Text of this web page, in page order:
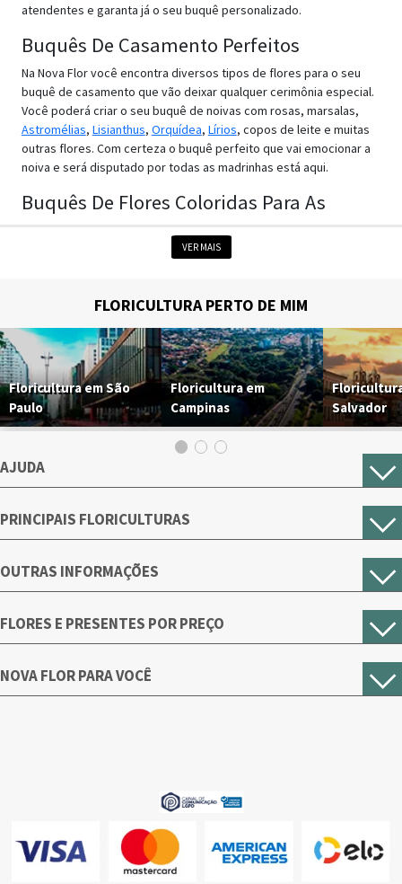
atendentes e garanta já o seu buquê personalizado.
Buquês De Casamento Perfeitos
Na Nova Flor você encontra diversos tipos de flores para o seu
buquê de casamento que vão deixar qualquer cerimônia especial.
Você poderá criar o seu buquê de noivas com rosas, marsalas,
Astromélias, Lisianthus, Orquídea, Lírios, copos de leite e muitas
outras flores. Com certeza o buquê perfeito que vai emocionar a
noiva e será disputado por todas as madrinhas está aqui.
Buquês De Flores Coloridas Para As
Além de encontrar uma grande variedade de flores para o seu
, até outras flores mais modernas nas cores vermelhas,
azuis, rosa e muito mais. O que vale é ter aquele buquê lindo que
combine com o vestido da estrela da festa, não é mesmo?
Incríveis Buquês De Noiva Naturais
Um dos grandes diferenciais dos buquês de casamento da Nova
Flor é que eles são produzidos com flores naturais e frescas. Com
isso, além de ter um buquê de noiva lindo e elegante, você
também levará para a festa o aroma inconfundível da sua flor
preferida. É um detalhe que faz toda a diferença, concorda?
Crie Buquês Para Noiva do Seu Jeito
flores personalizado e exclusivo? Aqui na Nova Flor nós fazendo
esse sonho se tornar realidade. É isso mesmo! De uma maneira
simples você pode escolher as flores e cores que desejar para
criar um buquê de noiva com a sua cara.
O primeiro passo para o sonho se tornar real é entrar em contato
com a Nova Flor no telefone (11) 3383-1702 e falar um de nossos
atendentes. Ele (a) vai te orientar direitinho sobre quais as
Não importa a ocasião, aqui na Nova Flor você encontra o
ROSAS GIRASSÓIS ORQUÍDEAS
VER MAIS
FLORICULTURA PERTO DE MIM
Floricultura em São
Paulo
Floricultura em
Campinas
Salvador
AJUDA
PRINCIPAIS FLORICULTURAS
OUTRAS INFORMAÇÕES
FLORES E PRESENTES POR PREÇO
NOVA FLOR PARA VOCÊ